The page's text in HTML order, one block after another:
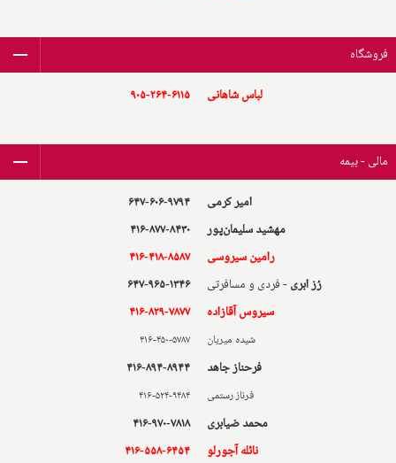
فروشگاه
لباس شاهانی
۹۰۵-۲۶۴-۶۱۱۵
مالی - بیمه
امیر کرمی
۶۴۷-۶۰۶-۹۷۹۴
مهشید سلیمان‌پور
۴۱۶-۸۷۷-۸۴۳۰
رامین سیروسی
۴۱۶-۴۱۸-۸۵۸۷
رُز ابری- فردی و مسافرتی
۶۴۷-۹۶۵-۱۳۴۶
سیروس آقازاده
۴۱۶-۸۲۹-۷۸۷۷
شیده میریان ۴۱۶-۴۵۰-۵۷۸۷
فرحناز جاهد ۴۱۶-۸۹۴-۸۹۴۴
فرناز رستمی ۴۱۶-۵۲۴-۹۴۸۴
محمد ضیابری
۴۱۶-۹۷۰-۷۸۱۸
نائله آجورلو
۴۱۶-۵۵۸-۶۴۵۴